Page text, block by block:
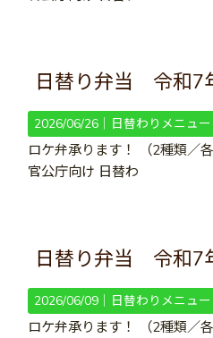
日替り弁当 令和7年6月29
2026/06/26｜ 日替わりメニュー
ロケ弁承ります！ （2種類
官公庁向け 日替わ
日替り弁当 令和7年6月15
2026/06/09｜ 日替わりメニュー
ロケ弁承ります！ （2種類